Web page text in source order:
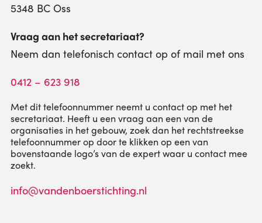
5348 BC Oss
Vraag aan het secretariaat?
Neem dan telefonisch contact op of mail met ons
0412 – 623 918
Met dit telefoonnummer neemt u contact op met het
secretariaat. Heeft u een vraag aan een van de
organisaties in het gebouw, zoek dan het rechtstreekse
telefoonnummer op door te klikken op een van
bovenstaande logo’s van de expert waar u contact mee
zoekt.
info@vandenboerstichting.nl